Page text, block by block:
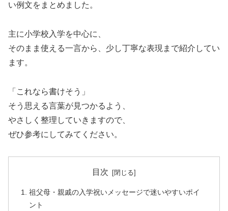
い例文をまとめました。
主に小学校入学を中心に、
そのまま使える一言から、少し丁寧な表現まで紹介してい
ます。
「これなら書けそう」
そう思える言葉が見つかるよう、
やさしく整理していきますので、
ぜひ参考にしてみてください。
目次
祖父母・親戚の入学祝いメッセージで迷いやすいポイ
ント